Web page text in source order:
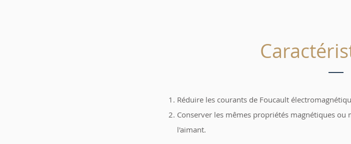
Réduire les courants de Foucault
Conserver les mêmes propriétés magnétiques
l'aimant.